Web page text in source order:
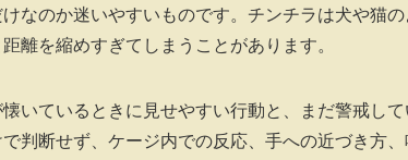
なのか迷いやすいものです。チンチラは犬や猫
離を縮めすぎてしまうことがあります。
いているときに見せやすい行動と、まだ警戒して
判断せず、ケージ内での反応、手への近づき方